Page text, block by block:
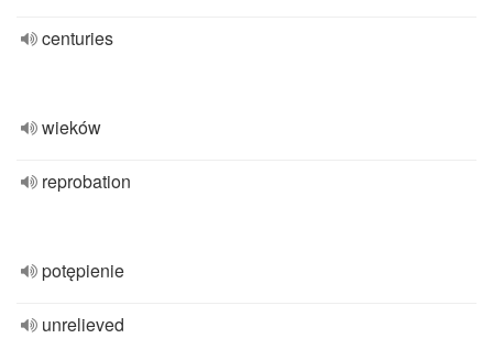
centuries
wieków
reprobation
potępienie
unrelieved